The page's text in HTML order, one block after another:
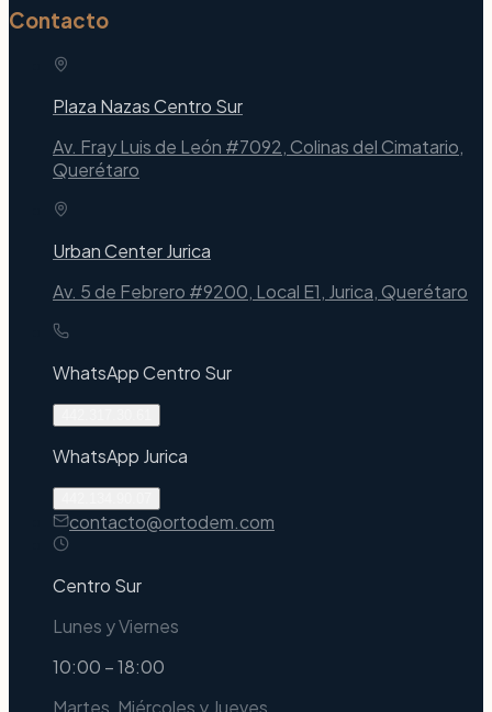
Contacto
Plaza Nazas Centro Sur
Av. Fray Luis de León #7092, Colinas del Cimatario,
Querétaro
Urban Center Jurica
Av. 5 de Febrero #9200, Local E1, Jurica, Querétaro
WhatsAppCentro Sur
WhatsApp Jurica
contacto@ortodem.com
Centro Sur
Lunes y Viernes
10:00 – 18:00
Martes, Miércoles y Jueves